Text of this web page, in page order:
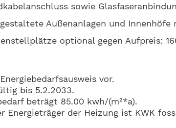
sowie
Außenanlagen und
optional gegen Aufpreis:
vor.
bis 5.2.2033.
beträgt 85.00 kwh/(m²*a).
Energieträger der Heizung ist KWK